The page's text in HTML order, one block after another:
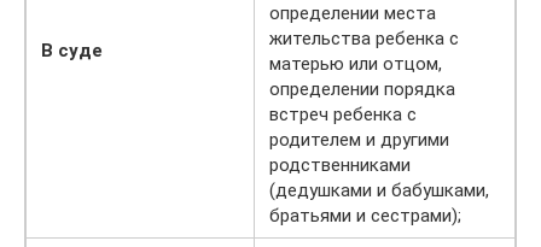
В суде
определении места
жительства ребенка с
матерью или отцом,
определении порядка
встреч ребенка с
родителем и другими
родственниками
(дедушками и бабушками,
братьями и сестрами);